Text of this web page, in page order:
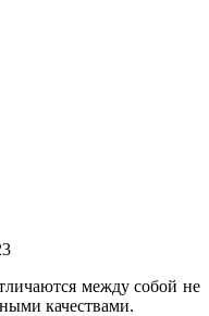
между собой не
качествами.